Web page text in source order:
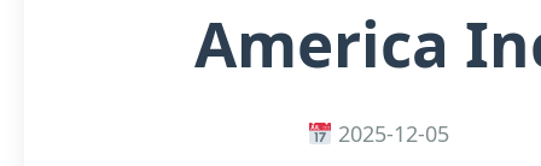
America
2025-12-05